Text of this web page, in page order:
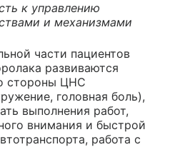
к управлению
и механизмами
части пациентов
развиваются
стороны ЦНС
головная боль),
выполнения работ,
внимания и быстрой
работа с